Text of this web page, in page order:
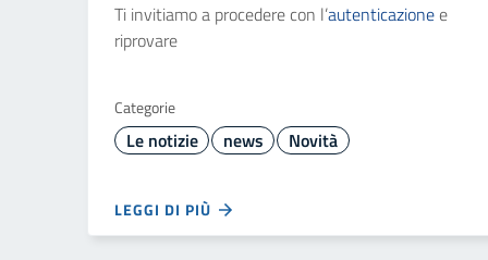
Ti invitiamo a procedere con l’autenticazionee
riprovare
Categorie
Le notizie news Novità
LEGGI DI PIÙ